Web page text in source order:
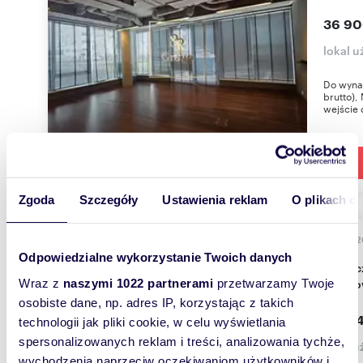
Zgoda Szczegóły Ustawienia reklam O plikach
Odpowiedzialne wykorzystanie Twoich danych
Wraz z naszymi 1022 partnerami przetwarzamy Twoje
osobiste dane, np. adres IP, korzystając z takich
technologii jak pliki cookie, w celu wyświetlania
spersonalizowanych reklam i treści, analizowania tychże,
36
lokal
Do
brutto),
wejście
31
lokal